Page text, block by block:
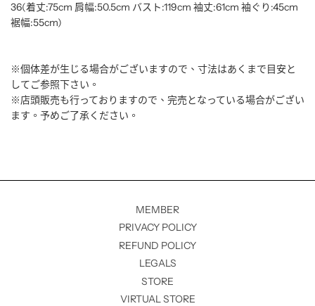
36(着丈:75cm 肩幅:50.5cm バスト:119cm 袖丈:61cm 袖ぐり:45cm
裾幅:55cm)
※個体差が生じる場合がございますので、寸法はあくまで目安と
してご参照下さい。
※店頭販売も行っておりますので、完売となっている場合がござい
ます。予めご了承ください。
MEMBER
PRIVACY POLICY
REFUND POLICY
LEGALS
STORE
VIRTUAL STORE